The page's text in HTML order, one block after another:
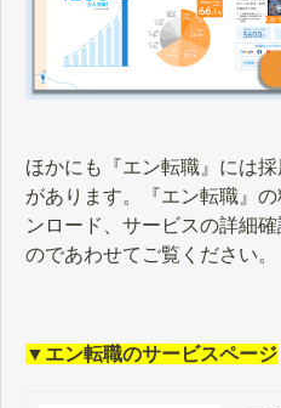
ほかにも『エン転職』には
があります。『エン転職』
ンロード、サービスの詳細
のであわせてご覧ください。
▼エン転職のサービスページ